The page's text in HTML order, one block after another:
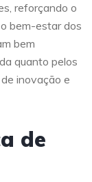
reforçando o
bem-estar dos
bem
quanto pelos
inovação e
de